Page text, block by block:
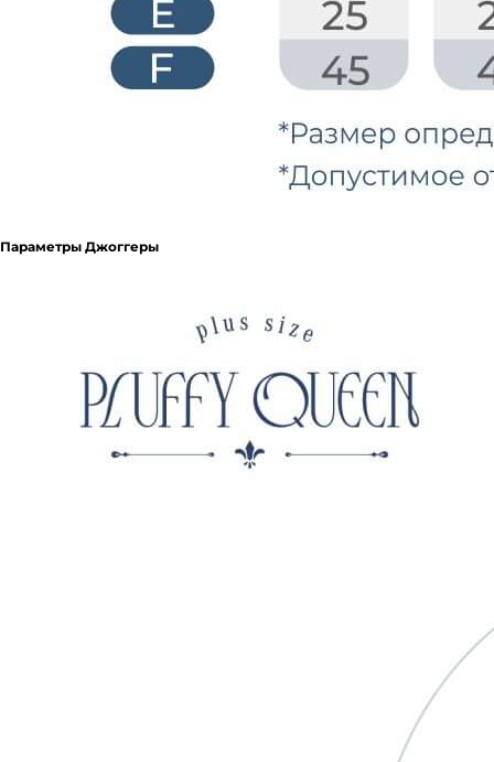
Параметры Джоггеры